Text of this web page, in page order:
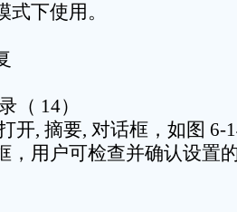
下使用。
（ 14）
开, 摘要, 对话框，如图 6-
，用户可检查并确认设置